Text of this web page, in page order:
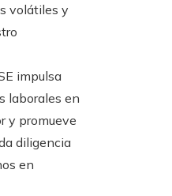
volátiles y
impulsa
laborales en
y promueve
diligencia
en